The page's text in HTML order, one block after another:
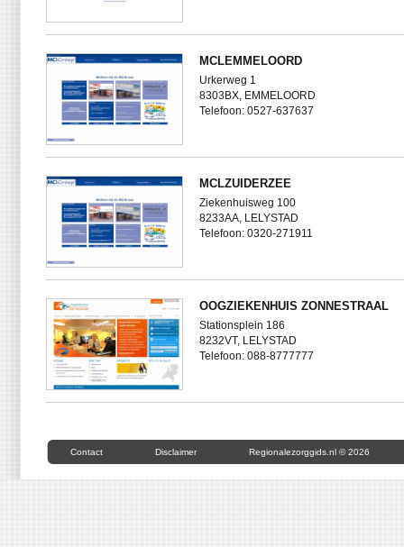
MCLEMMELOORD
Urkerweg 1
8303BX, EMMELOORD
Telefoon: 0527-637637
MCLZUIDERZEE
Ziekenhuisweg 100
8233AA, LELYSTAD
Telefoon: 0320-271911
OOGZIEKENHUIS ZONNESTRAAL
Stationsplein 186
8232VT, LELYSTAD
Telefoon: 088-8777777
Contact Disclaimer Regionalezorggids.nl © 2026